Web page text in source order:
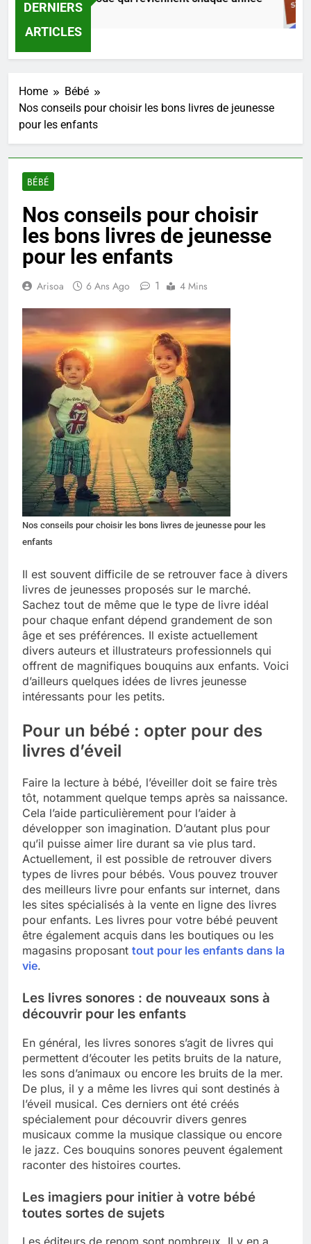
DERNIERS
ARTICLES
Heures Ago
Home
Bébé
Nos conseils pour choisir les bons livres de jeunesse
pour les enfants
BÉBÉ
Nos conseils pour choisir
les bons livres de jeunesse
pour les enfants
Arisoa 6 Ans Ago 1 4 Mins
Nos conseils pour choisir les bons livres de jeunesse pour les
enfants
Il est souvent difficile de se retrouver face à divers
livres de jeunesses proposés sur le marché.
Sachez tout de même que le type de livre idéal
pour chaque enfant dépend grandement de son
âge et ses préférences. Il existe actuellement
divers auteurs et illustrateurs professionnels qui
offrent de magnifiques bouquins aux enfants. Voici
d’ailleurs quelques idées de livres jeunesse
intéressants pour les petits.
Pour un bébé : opter pour des
livres d’éveil
Faire la lecture à bébé, l’éveiller doit se faire très
tôt, notamment quelque temps après sa naissance.
Cela l’aide particulièrement pour l’aider à
développer son imagination. D’autant plus pour
qu’il puisse aimer lire durant sa vie plus tard.
Actuellement, il est possible de retrouver divers
types de livres pour bébés. Vous pouvez trouver
des meilleurs livre pour enfants sur internet, dans
les sites spécialisés à la vente en ligne des livres
pour enfants. Les livres pour votre bébé peuvent
être également acquis dans les boutiques ou les
magasins proposant tout pour les enfants dans la
vie.
Les livres sonores : de nouveaux sons à
découvrir pour les enfants
En général, les livres sonores s’agit de livres qui
permettent d’écouter les petits bruits de la nature,
les sons d’animaux ou encore les bruits de la mer.
De plus, il y a même les livres qui sont destinés à
l’éveil musical. Ces derniers ont été créés
spécialement pour découvrir divers genres
musicaux comme la musique classique ou encore
le jazz. Ces bouquins sonores peuvent également
raconter des histoires courtes.
Les imagiers pour initier à votre bébé
toutes sortes de sujets